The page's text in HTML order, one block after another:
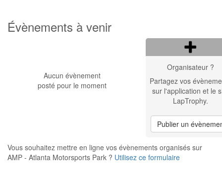
Évènements à venir
Aucun évènement
posté pour le moment
Organisateur ?
Partagez vos
sur l'application et le
LapTrophy.
Publier un
Vous souhaitez mettre en ligne vos évènements organisés sur
AMP - Atlanta Motorsports Park ? Utilisez ce formulaire